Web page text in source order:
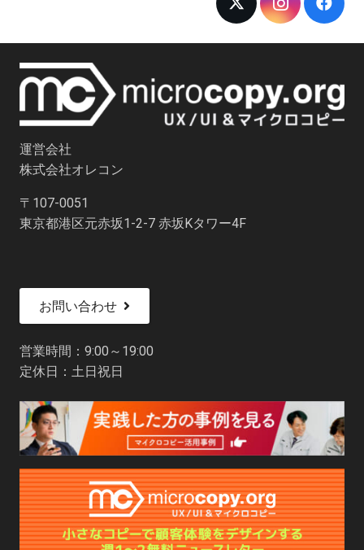
運営会社
株式会社オレコン
〒107-0051
東京都港区元赤坂1-2-7 赤坂Kタワー4F
お問い合わせ
営業時間：9:00～19:00
定休日：土日祝日